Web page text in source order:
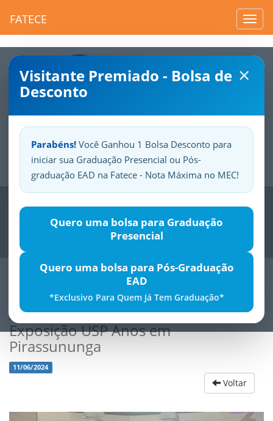
FATECE
×
Visitante Premiado - Bolsa de
Desconto
Parabéns! Você Ganhou 1 Bolsa Desconto para
iniciar sua Graduação Presencial ou Pós-
graduação EAD na Fatece - Nota Máxima no MEC!
Quero uma bolsa para Graduação
Presencial
Quero uma bolsa para Pós-Graduação
EAD
*Exclusivo Para Quem Já Tem Graduação*
SuaFatece.Seuorgulho.
Previous
Alunos da FATECE Brilham na
Exposição USP Anos em
Pirassununga
11/06/2024
Voltar